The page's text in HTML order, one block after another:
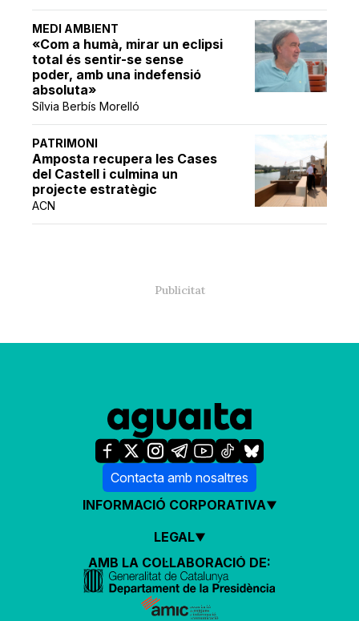
MEDI AMBIENT
«Com a humà, mirar un eclipsi
total és sentir-se sense
poder, amb una indefensió
absoluta»
Sílvia Berbís Morelló
PATRIMONI
Amposta recupera les Cases
del Castell i culmina un
projecte estratègic
ACN
Contacta amb nosaltres
INFORMACIÓ CORPORATIVA
LEGAL
AMB LA COL·LABORACIÓ DE: